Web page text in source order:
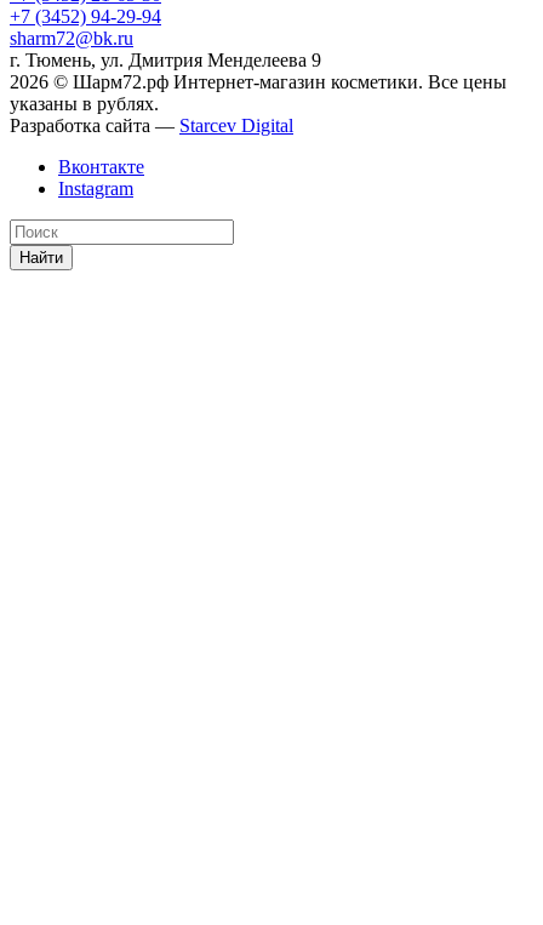
+7 (3452) 94-29-94
sharm72@bk.ru
г. Тюмень, ул. Дмитрия Менделеева 9
2026 © Шарм72.рф Интернет-магазин косметики. Все цены
указаны в рублях.
Разработка сайта — Starcev Digital
Вконтакте
Instagram
Найти